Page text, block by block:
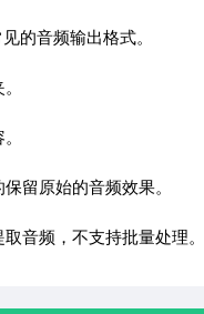
的音频输出格式。
留原始的音频效果。
音频，不支持批量处理。